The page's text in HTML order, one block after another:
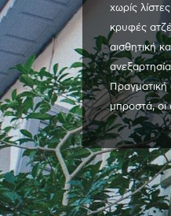
χωρίς
κρυφές
αισθητική
μπροστά, οι